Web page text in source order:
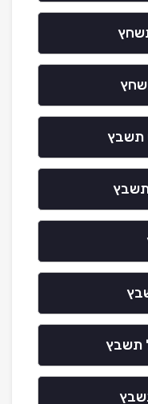
תשבץ
תשבץ
תשבץ